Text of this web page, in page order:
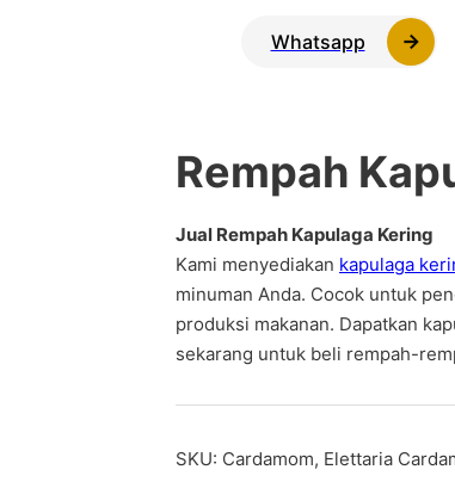
Whatsapp
Rempah
Jual Rempah Kapulaga Kering
Kami menyediakan kapulaga
minuman Anda. Cocok untuk
produksi makanan. Dapatkan
sekarang untuk beli rempah-
SKU: Cardamom, Elettaria